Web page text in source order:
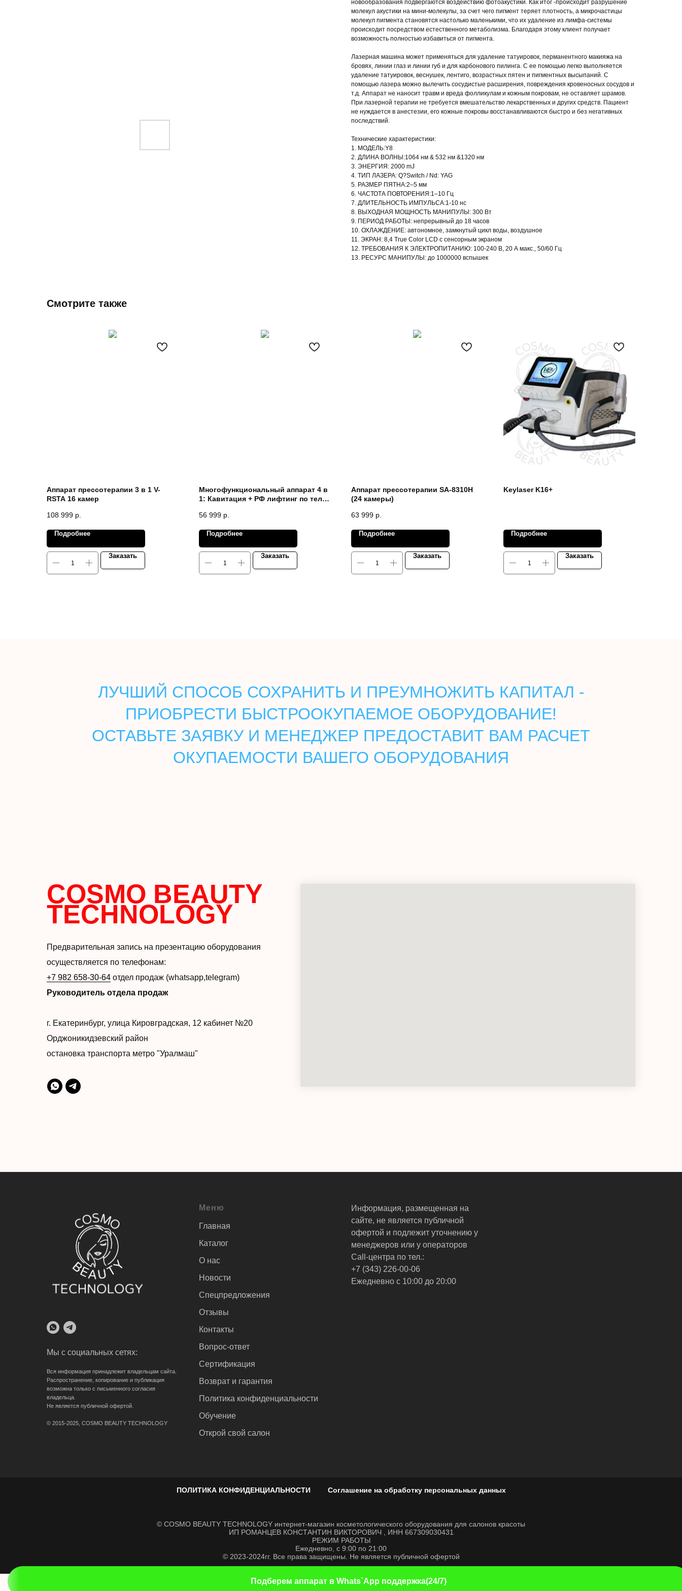
новообразования подвергаются воздействию фотоакустики. Как итог -происходит разрушение
молекул акустики на мини-молекулы, за счет чего пигмент теряет плотность, а микрочастицы
молекул пигмента становятся настолько маленькими, что их удаление из лимфа-системы
происходит посредством естественного метаболизма. Благодаря этому клиент получает
возможность полностью избавиться от пигмента.
Лазерная машина может применяться для удаление татуировок, перманентного макияжа на
бровях, линии глаз и линии губ и для карбонового пилинга. С ее помощью легко выполняется
удаление татуировок, веснушек, лентиго, возрастных пятен и пигментных высыпаний. С
помощью лазера можно вылечить сосудистые расширения, повреждения кровеносных сосудов и
т.д. Аппарат не наносит травм и вреда фолликулам и кожным покровам, не оставляет шрамов.
При лазерной терапии не требуется вмешательство лекарственных и других средств. Пациент
не нуждается в анестезии, его кожные покровы восстанавливаются быстро и без негативных
последствий.
Технические характеристики:
1. МОДЕЛЬ:Y8
2. ДЛИНА ВОЛНЫ:1064 нм & 532 нм &1320 нм
3. ЭНЕРГИЯ: 2000 mJ
4. ТИП ЛАЗЕРА: Q?Switch / Nd: YAG
5. РАЗМЕР ПЯТНА:2–5 мм
6. ЧАСТОТА ПОВТОРЕНИЯ:1–10 Гц
7. ДЛИТЕЛЬНОСТЬ ИМПУЛЬСА:1-10 нс
8. ВЫХОДНАЯ МОЩНОСТЬ МАНИПУЛЫ: 300 Вт
9. ПЕРИОД РАБОТЫ: неп­ре­рыв­ный до 18 ча­сов
10. ОХЛАЖДЕНИЕ: ав­то­ном­ное, зам­кну­тый цикл во­ды, воз­душное
11. ЭКРАН: 8,4 True Color LCD с сен­сорным эк­ра­ном
12. ТРЕБОВАНИЯ К ЭЛЕКТРОПИТАНИЮ: 100-240 В, 20 А макс., 50/60 Гц
13. РЕСУРС МАНИПУЛЫ: до 1000000 вспышек
Смотрите также
Аппарат прессотерапии 3 в 1 V-
RSTA 16 камер
108 999 р.
Подробнее
Заказать
Многофункциональный аппарат 4 в
1: Кавитация + РФ лифтинг по телу
Биотоки SA-6055 (SA-E11) Новая
56 999 р.
Подробнее
Заказать
Аппарат прессотерапии SA-8310H
(24 камеры)
63 999 р.
Подробнее
Заказать
Keylaser K16+
Подробнее
Заказать
ЛУЧШИЙ СПОСОБ СОХРАНИТЬ И ПРЕУМНОЖИТЬ КАПИТАЛ -
ПРИОБРЕСТИ БЫСТРООКУПАЕМОЕ ОБОРУДОВАНИЕ!
ОСТАВЬТЕ ЗАЯВКУ И МЕНЕДЖЕР ПРЕДОСТАВИТ ВАМ РАСЧЕТ
ОКУПАЕМОСТИ ВАШЕГО ОБОРУДОВАНИЯ
COSMO BEAUTY
TECHNOLOGY
Предварительная запись на презентацию оборудования
осуществляется по телефонам:
+7 982 658-30-64 отдел продаж (whatsapp,telegram)
Руководитель отдела продаж
г. Екатеринбург, улица Кировградская, 12 кабинет №20
Орджоникидзевский район
остановка транспорта метро "Уралмаш"
Мы с социальных сетях:
Вся информация принадлежит владельцам сайта.
Распространение, копирование и публикация
возможна только с письменного согласия
владельца.
Не является публичной офертой.
© 2015-2025, COSMO BEAUTY TECHNOLOGY
Меню
Главная
Каталог
О нас
Новости
Спецпредложения
Отзывы
Контакты
Вопрос-ответ
Сертификация
Возврат и гарантия
Политика конфиденциальности
Обучение
Открой свой салон
Информация, размещенная на
сайте, не является публичной
офертой и подлежит уточнению у
менеджеров или у операторов
Call-центра по тел.:
+7 (343) 226-00-06
Ежедневно с 10:00 до 20:00
ПОЛИТИКА КОНФИДЕНЦИАЛЬНОСТИ Соглашение на обработку персональных данных
© COSMO BEAUTY TECHNOLOGY интернет-магазин косметологического оборудования для салонов красоты
ИП РОМАНЦЕВ КОНСТАНТИН ВИКТОРОВИЧ , ИНН 667309030431
РЕЖИМ РАБОТЫ
Ежедневно, с 9:00 по 21:00
© 2023-2024гг. Все права защищены. Не является публичной офертой
Подберем аппарат в Whats`App поддержка(24/7)